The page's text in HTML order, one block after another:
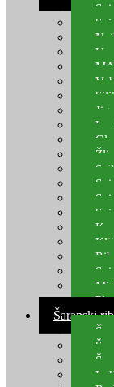
Jig
Šaranski